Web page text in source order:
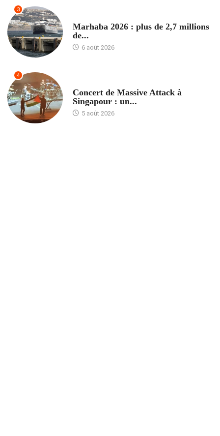
3
Marhaba 2026 : plus de 2,7 millions
de...
6 août 2026
4
Concert de Massive Attack à
Singapour : un...
5 août 2026